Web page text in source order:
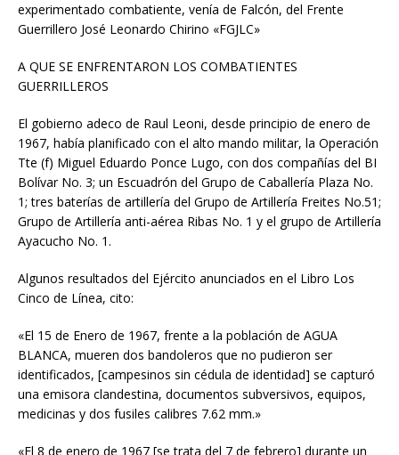
experimentado combatiente, venía de Falcón, del Frente
Guerrillero José Leonardo Chirino «FGJLC»
A QUE SE ENFRENTARON LOS COMBATIENTES
GUERRILLEROS
El gobierno adeco de Raul Leoni, desde principio de enero de
1967, había planificado con el alto mando militar, la Operación
Tte (f) Miguel Eduardo Ponce Lugo, con dos compañías del BI
Bolívar No. 3; un Escuadrón del Grupo de Caballería Plaza No.
1; tres baterías de artillería del Grupo de Artillería Freites No.51;
Grupo de Artillería anti-aérea Ribas No. 1 y el grupo de Artillería
Ayacucho No. 1.
Algunos resultados del Ejército anunciados en el Libro Los
Cinco de Línea, cito:
«El 15 de Enero de 1967, frente a la población de AGUA
BLANCA, mueren dos bandoleros que no pudieron ser
identificados, [campesinos sin cédula de identidad] se capturó
una emisora clandestina, documentos subversivos, equipos,
medicinas y dos fusiles calibres 7.62 mm.»
«El 8 de enero de 1967 [se trata del 7 de febrero] durante un